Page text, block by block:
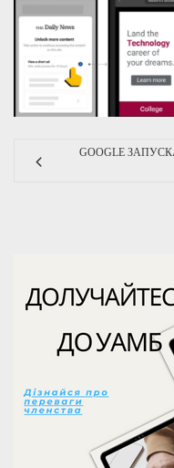
GOOGLE